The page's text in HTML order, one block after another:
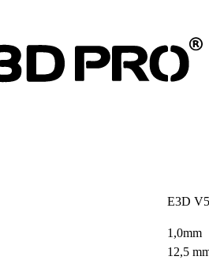
E3D
1,0mm
12,5